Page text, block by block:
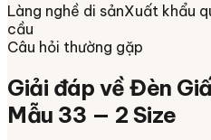
Làng nghề di sảnXuất khẩu
cầu
Câu hỏi thường gặp
Giải đáp vềĐèn
Mẫu 33 — 2 Size